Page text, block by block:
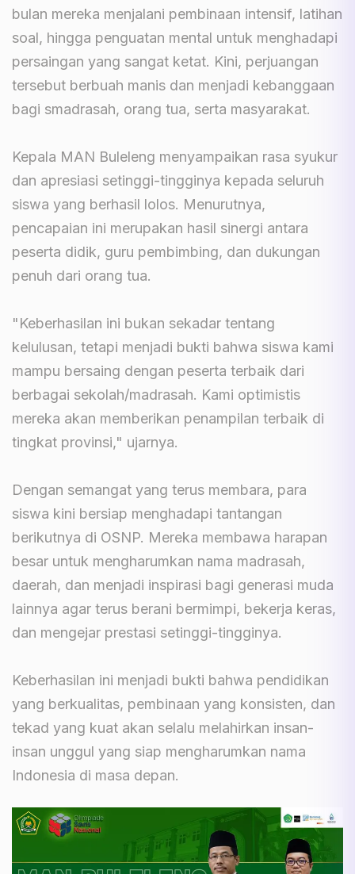
bulan mereka menjalani pembinaan intensif, latihan
soal, hingga penguatan mental untuk menghadapi
persaingan yang sangat ketat. Kini, perjuangan
tersebut berbuah manis dan menjadi kebanggaan
bagi smadrasah, orang tua, serta masyarakat.
Kepala MAN Buleleng menyampaikan rasa syukur
dan apresiasi setinggi-tingginya kepada seluruh
siswa yang berhasil lolos. Menurutnya,
pencapaian ini merupakan hasil sinergi antara
peserta didik, guru pembimbing, dan dukungan
penuh dari orang tua.
"Keberhasilan ini bukan sekadar tentang
kelulusan, tetapi menjadi bukti bahwa siswa kami
mampu bersaing dengan peserta terbaik dari
berbagai sekolah/madrasah. Kami optimistis
mereka akan memberikan penampilan terbaik di
tingkat provinsi," ujarnya.
Dengan semangat yang terus membara, para
siswa kini bersiap menghadapi tantangan
berikutnya di OSNP. Mereka membawa harapan
besar untuk mengharumkan nama madrasah,
daerah, dan menjadi inspirasi bagi generasi muda
lainnya agar terus berani bermimpi, bekerja keras,
dan mengejar prestasi setinggi-tingginya.
Keberhasilan ini menjadi bukti bahwa pendidikan
yang berkualitas, pembinaan yang konsisten, dan
tekad yang kuat akan selalu melahirkan insan-
insan unggul yang siap mengharumkan nama
Indonesia di masa depan.